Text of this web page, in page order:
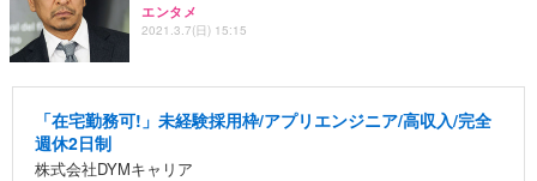
エンタメ
2021.3.7(日) 15:15
「在宅勤務可!」未経験採用枠/アプリエンジニア/高収入/完全
週休2日制
株式会社DYMキャリア